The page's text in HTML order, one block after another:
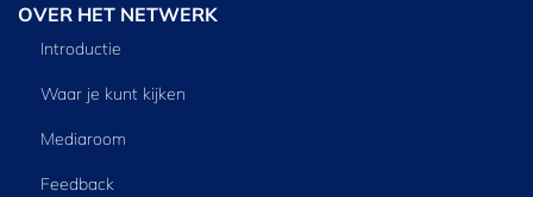
OVER HET NETWERK
Introductie
Waar je kunt kijken
Mediaroom
Feedback